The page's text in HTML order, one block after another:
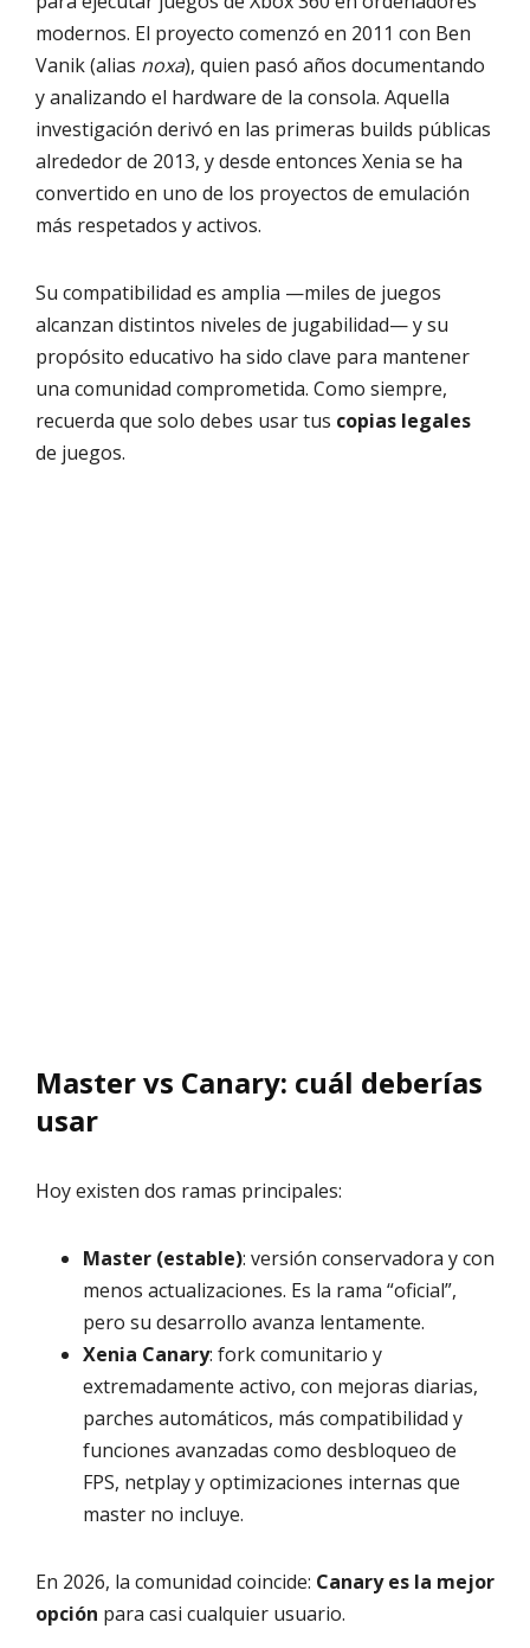
modernos. El proyecto comenzó en 2011 con Ben
Vanik (alias noxa), quien pasó años documentando
y analizando el hardware de la consola. Aquella
investigación derivó en las primeras builds públicas
alrededor de 2013, y desde entonces Xenia se ha
convertido en uno de los proyectos de emulación
más respetados y activos.
Su compatibilidad es amplia —miles de juegos
alcanzan distintos niveles de jugabilidad— y su
propósito educativo ha sido clave para mantener
una comunidad comprometida. Como siempre,
recuerda que solo debes usar tus copias legales
de juegos.
Master vs Canary: cuál deberías
usar
Hoy existen dos ramas principales:
Master (estable): versión conservadora y con
menos actualizaciones. Es la rama “oficial”,
pero su desarrollo avanza lentamente.
Xenia Canary: fork comunitario y
extremadamente activo, con mejoras diarias,
parches automáticos, más compatibilidad y
funciones avanzadas como desbloqueo de
FPS, netplay y optimizaciones internas que
master no incluye.
En 2026, la comunidad coincide: Canary es la mejor
opción para casi cualquier usuario.